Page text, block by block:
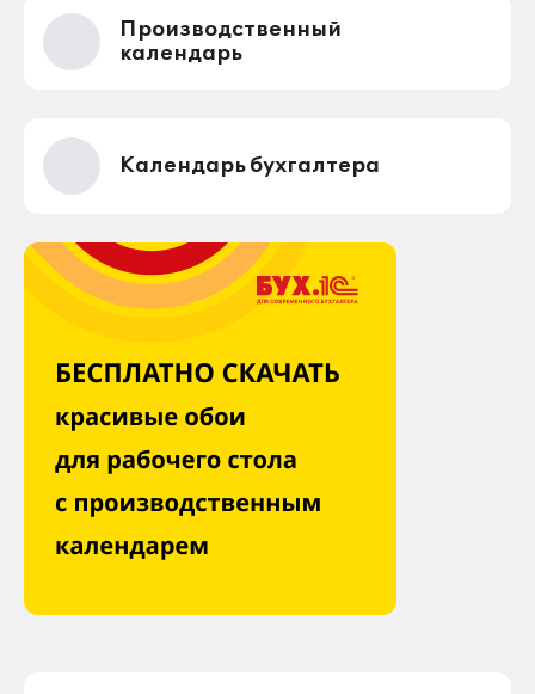
Производственный
календарь
Календарь бухгалтера